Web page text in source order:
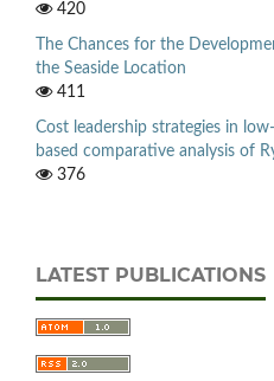
420
The Chances for the
the Seaside Location
411
Cost leadership strategies in
based comparative analysis of
376
LATEST PUBLICATIONS